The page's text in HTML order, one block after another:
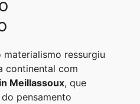
ressurgiu
continental com
Meillassoux, que
pensamento